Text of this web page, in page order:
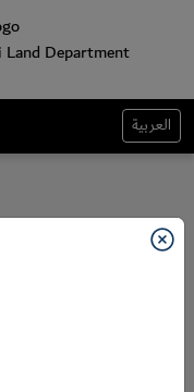
العربية